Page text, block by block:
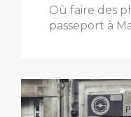
Où faire des
passeport à